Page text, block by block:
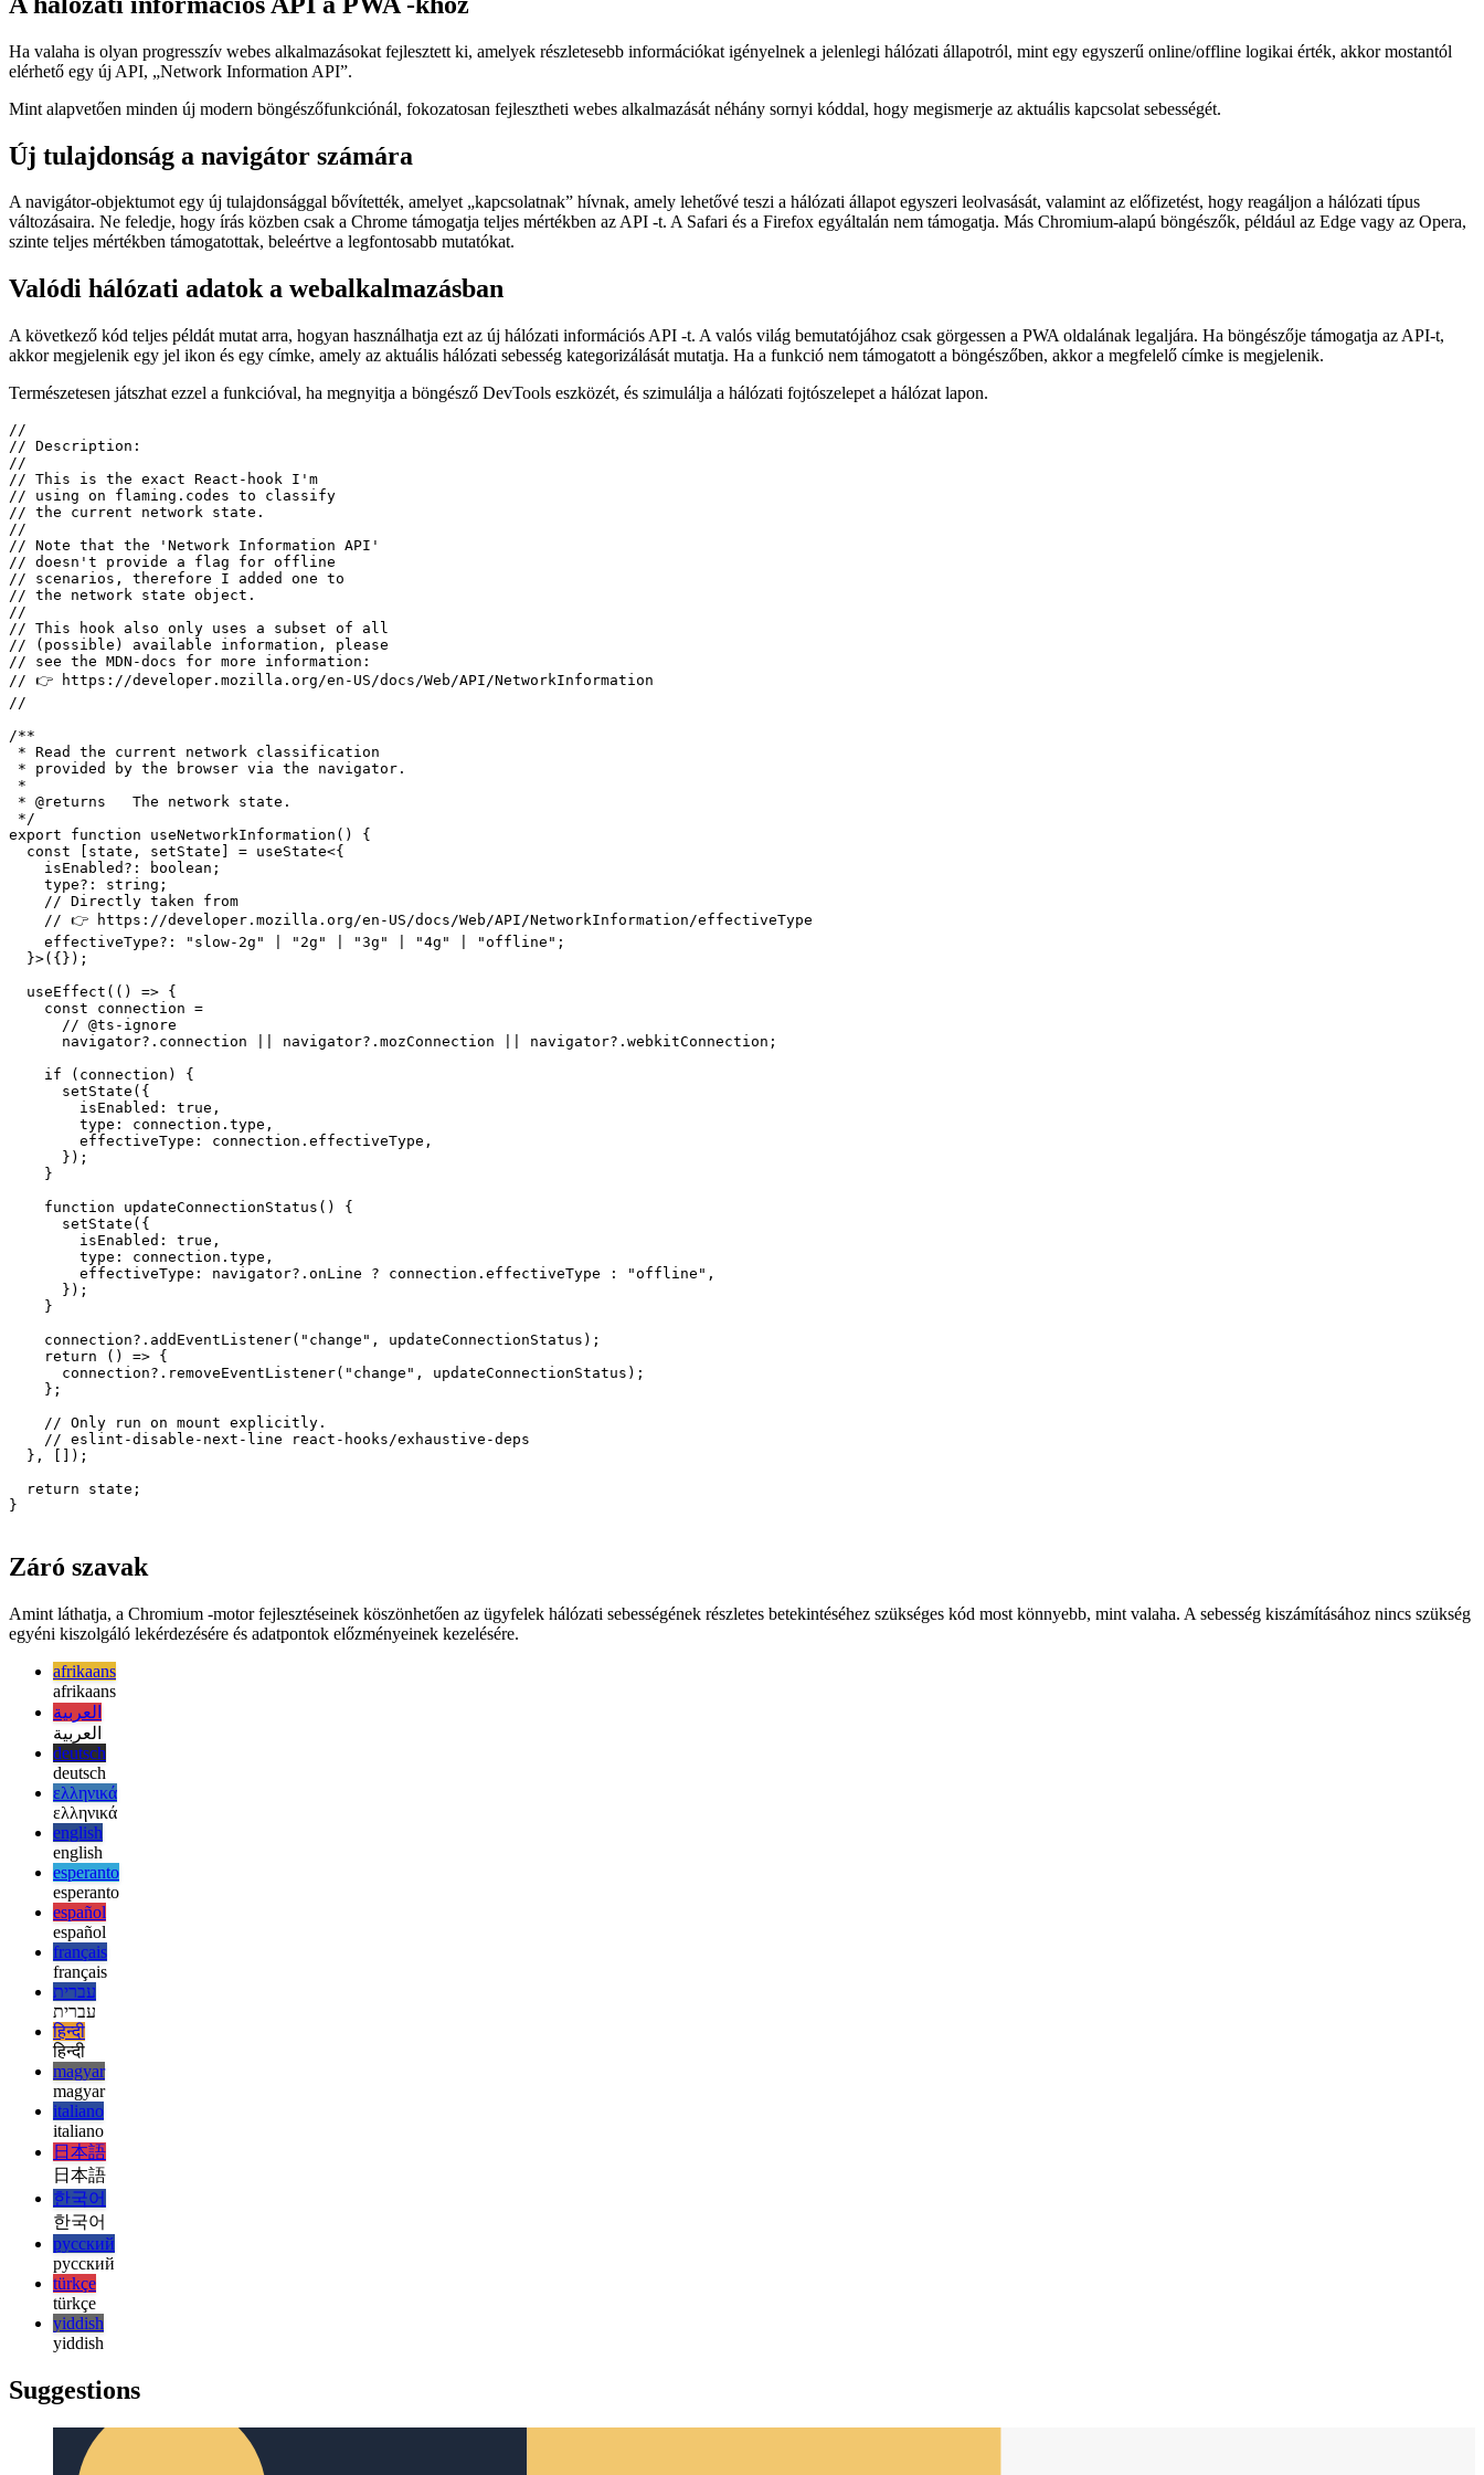
2021. augusztus 18.
A hálózati információs API a PWA -khoz
Ha valaha is olyan progresszív webes alkalmazásokat fejlesztett ki, amelyek részletesebb információkat igényelnek a jelenlegi hálózati állapotról, mint egy egyszerű online/offline logikai érték, akkor mostantól
elérhető egy új API, „Network Information API”.
Mint alapvetően minden új modern böngészőfunkciónál, fokozatosan fejlesztheti webes alkalmazását néhány sornyi kóddal, hogy megismerje az aktuális kapcsolat sebességét.
Új tulajdonság a navigátor számára
A navigátor-objektumot egy új tulajdonsággal bővítették, amelyet „kapcsolatnak” hívnak, amely lehetővé teszi a hálózati állapot egyszeri leolvasását, valamint az előfizetést, hogy reagáljon a hálózati típus
változásaira. Ne feledje, hogy írás közben csak a Chrome támogatja teljes mértékben az API -t. A Safari és a Firefox egyáltalán nem támogatja. Más Chromium-alapú böngészők, például az Edge vagy az Opera,
szinte teljes mértékben támogatottak, beleértve a legfontosabb mutatókat.
Valódi hálózati adatok a webalkalmazásban
A következő kód teljes példát mutat arra, hogyan használhatja ezt az új hálózati információs API -t. A valós világ bemutatójához csak görgessen a PWA oldalának legaljára. Ha böngészője támogatja az API-t,
akkor megjelenik egy jel ikon és egy címke, amely az aktuális hálózati sebesség kategorizálását mutatja. Ha a funkció nem támogatott a böngészőben, akkor a megfelelő címke is megjelenik.
Természetesen játszhat ezzel a funkcióval, ha megnyitja a böngésző DevTools eszközét, és szimulálja a hálózati fojtószelepet a hálózat lapon.
//
// Description:
//
// This is the exact React-hook I'm
// using on flaming.codes to classify
// the current network state.
//
// Note that the 'Network Information API'
// doesn't provide a flag for offline
// scenarios, therefore I added one to
// the network state object.
//
// This hook also only uses a subset of all
// (possible) available information, please
// see the MDN-docs for more information:
// 👉 https://developer.mozilla.org/en-US/docs/Web/API/NetworkInformation
//
/**
* Read the current network classification
* provided by the browser via the navigator.
*
* @returns   The network state.
export function useNetworkInformation() {
  const [state, setState] = useState<{
    isEnabled?: boolean;
    type?: string;
    // Directly taken from
    effectiveType?: "slow-2g" | "2g" | "3g" | "4g" | "offline";
  }>({});
  useEffect(() => {
      // @ts-ignore
      navigator?.connection || navigator?.mozConnection || navigator?.webkitConnection;
    if (connection) {
      setState({
        isEnabled: true,
        type: connection.type,
      });
    function updateConnectionStatus() {
      setState({
        isEnabled: true,
        type: connection.type,
      });
    }
    connection?.addEventListener("change", updateConnectionStatus);
      connection?.removeEventListener("change", updateConnectionStatus);
    };
    // eslint-disable-next-line react-hooks/exhaustive-deps
  }, []);
}
Záró szavak
Amint láthatja, a Chromium -motor fejlesztéseinek köszönhetően az ügyfelek hálózati sebességének részletes betekintéséhez szükséges kód most könnyebb, mint valaha. A sebesség kiszámításához nincs szükség
egyéni kiszolgáló lekérdezésére és adatpontok előzményeinek kezelésére.
afrikaans
afrikaans
العربية
العربية
deutsch
deutsch
ελληνικά
ελληνικά
english
english
esperanto
esperanto
español
español
français
français
עברית
עברית
हिन्दी
हिन्दी
magyar
magyar
italiano
italiano
日本語
日本語
한국어
한국어
русский
русский
türkçe
türkçe
yiddish
yiddish
Suggestions